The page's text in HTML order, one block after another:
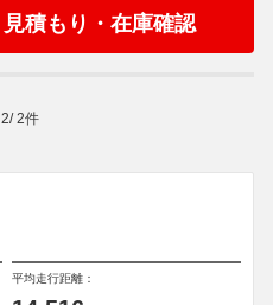
見積もり・在庫確認
2/2件
平均走行距離：